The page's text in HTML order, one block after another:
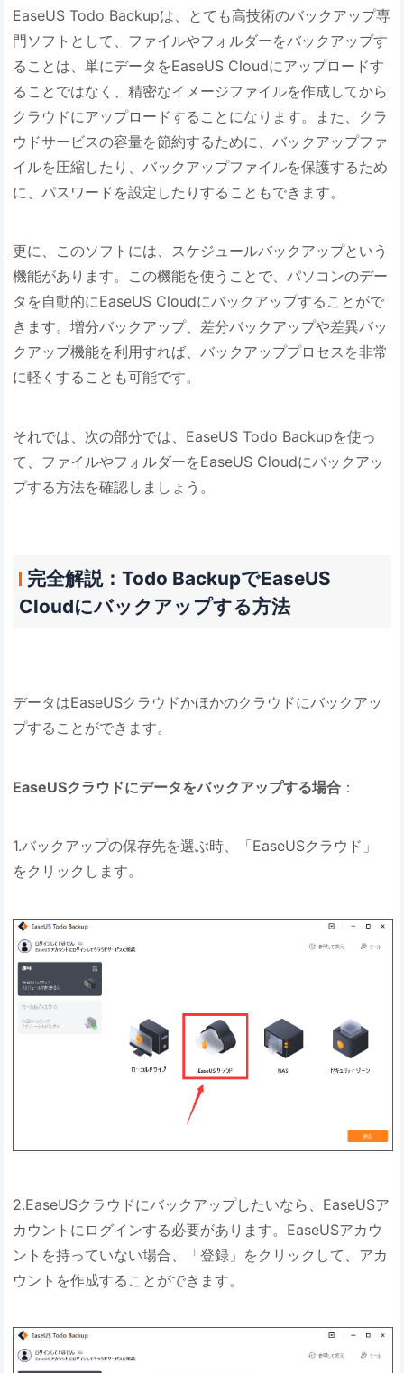
EaseUS Todo Backupは、とても高技術のバックアップ専
門ソフトとして、ファイルやフォルダーをバックアップす
ることは、単にデータをEaseUS Cloudにアップロードす
ることではなく、精密なイメージファイルを作成してから
クラウドにアップロードすることになります。また、クラ
ウドサービスの容量を節約するために、バックアップファ
イルを圧縮したり、バックアップファイルを保護するため
に、パスワードを設定したりすることもできます。
更に、このソフトには、スケジュールバックアップという
機能があります。この機能を使うことで、パソコンのデー
タを自動的にEaseUS Cloudにバックアップすることがで
きます。増分バックアップ、差分バックアップや差異バッ
クアップ機能を利用すれば、バックアッププロセスを非常
に軽くすることも可能です。
それでは、次の部分では、EaseUS Todo Backupを使っ
て、ファイルやフォルダーをEaseUS Cloudにバックアッ
プする方法を確認しましょう。
完全解説：Todo BackupでEaseUS
Cloudにバックアップする方法
データはEaseUSクラウドかほかのクラウドにバックアッ
プすることができます。
EaseUSクラウドにデータをバックアップする場合 ：
1.バックアップの保存先を選ぶ時、「EaseUSクラウド」
をクリックします。
2.EaseUSクラウドにバックアップしたいなら、EaseUSア
カウントにログインする必要があります。EaseUSアカウ
ントを持っていない場合、「登録」をクリックして、アカ
ウントを作成することができます。